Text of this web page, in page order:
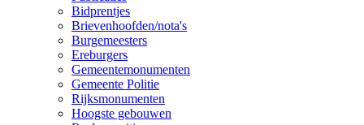
Bidprentjes
Brievenhoofden/nota's
Burgemeesters
Ereburgers
Gemeentemonumenten
Gemeente Politie
Rijksmonumenten
Hoogste gebouwen